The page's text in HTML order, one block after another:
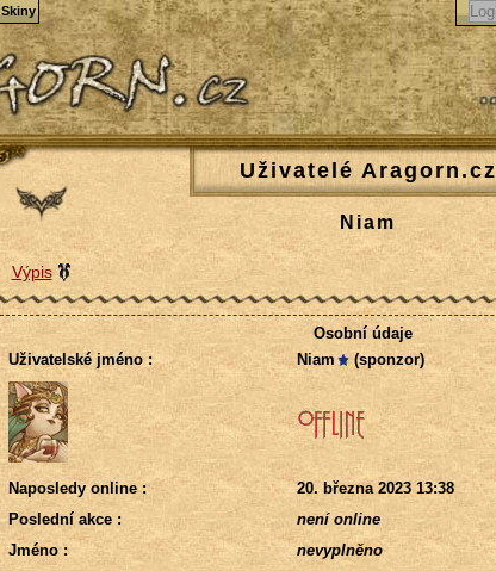
Uživatelé Aragorn.cz
Niam
Výpis
Osobní údaje
Uživatelské jméno :
Niam (sponzor)
Naposledy online :
20. března 2023 13:38
Poslední akce :
není online
Jméno :
nevyplněno
Skiny